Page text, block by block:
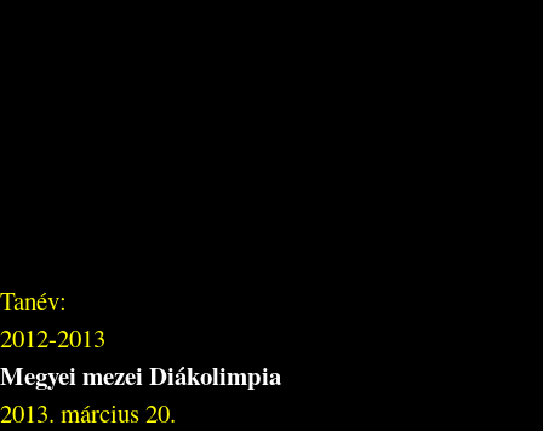
Tanév:
2012-2013
Megyei mezei Diákolimpia
2013. március 20.